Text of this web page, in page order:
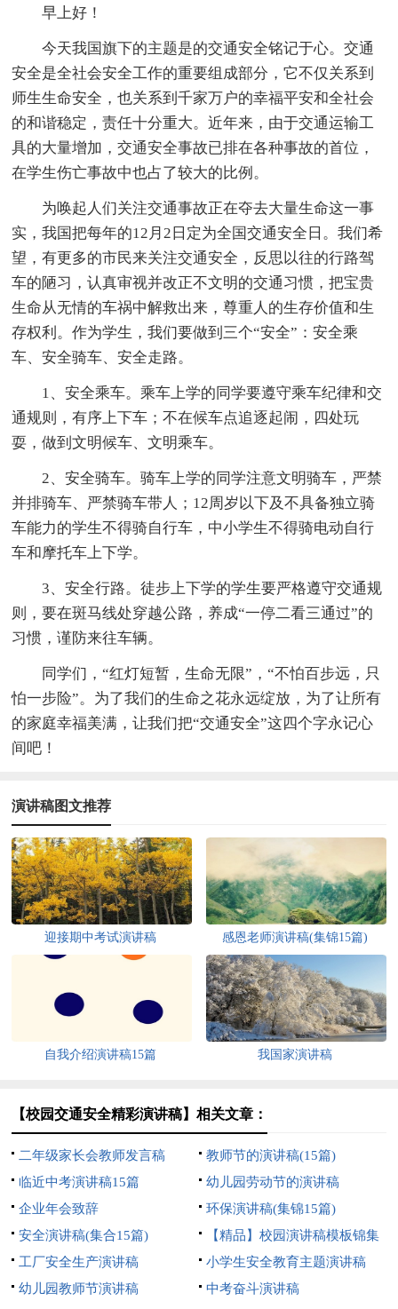
早上好！
今天我国旗下的主题是的交通安全铭记于心。交通
安全是全社会安全工作的重要组成部分，它不仅关系到
师生生命安全，也关系到千家万户的幸福平安和全社会
的和谐稳定，责任十分重大。近年来，由于交通运输工
具的大量增加，交通安全事故已排在各种事故的首位，
在学生伤亡事故中也占了较大的比例。
为唤起人们关注交通事故正在夺去大量生命这一事
实，我国把每年的12月2日定为全国交通安全日。我们希
望，有更多的市民来关注交通安全，反思以往的行路驾
车的陋习，认真审视并改正不文明的交通习惯，把宝贵
生命从无情的车祸中解救出来，尊重人的生存价值和生
存权利。作为学生，我们要做到三个“安全”：安全乘
车、安全骑车、安全走路。
1、安全乘车。乘车上学的同学要遵守乘车纪律和交
通规则，有序上下车；不在候车点追逐起闹，四处玩
耍，做到文明候车、文明乘车。
2、安全骑车。骑车上学的同学注意文明骑车，严禁
并排骑车、严禁骑车带人；12周岁以下及不具备独立骑
车能力的学生不得骑自行车，中小学生不得骑电动自行
车和摩托车上下学。
3、安全行路。徒步上下学的学生要严格遵守交通规
则，要在斑马线处穿越公路，养成“一停二看三通过”的
习惯，谨防来往车辆。
同学们，“红灯短暂，生命无限”，“不怕百步远，只
怕一步险”。为了我们的生命之花永远绽放，为了让所有
的家庭幸福美满，让我们把“交通安全”这四个字永记心
间吧！
演讲稿图文推荐
迎接期中考试演讲稿 感恩老师演讲稿(集锦15篇)
自我介绍演讲稿15篇 我国家演讲稿
【校园交通安全精彩演讲稿】相关文章：
二年级家长会教师发言稿
教师节的演讲稿(15篇)
临近中考演讲稿15篇
幼儿园劳动节的演讲稿
企业年会致辞
环保演讲稿(集锦15篇)
安全演讲稿(集合15篇)
【精品】校园演讲稿模板锦集
5篇
工厂安全生产演讲稿
小学生安全教育主题演讲稿
幼儿园教师节演讲稿
中考奋斗演讲稿